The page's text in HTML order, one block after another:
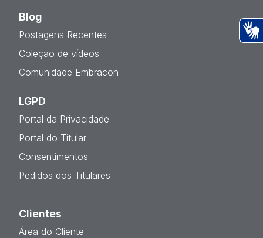
Blog
Postagens Recentes
Coleção de vídeos
Comunidade Embracon
LGPD
Portal da Privacidade
Portal do Titular
Consentimentos
Pedidos dos Titulares
Clientes
Área do Cliente